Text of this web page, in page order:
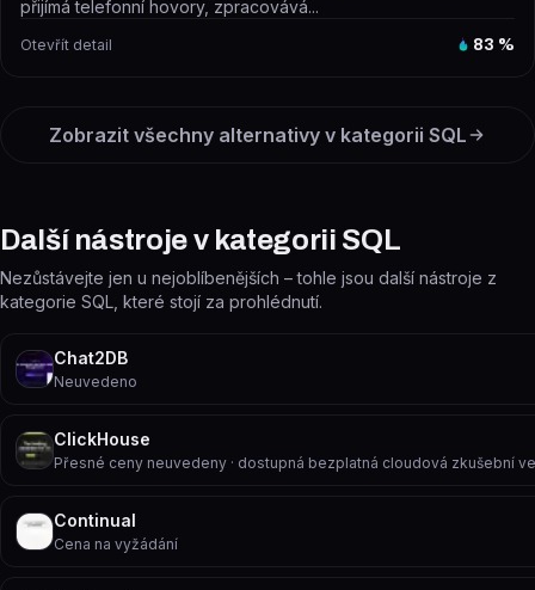
přijímá telefonní hovory, zpracovává...
Otevřít detail 83 %
Zobrazit všechny alternativy v kategorii SQL
Další nástroje v kategorii SQL
Nezůstávejte jen u nejoblíbenějších – tohle jsou další nástroje z
kategorie SQL, které stojí za prohlédnutí.
Chat2DB
Neuvedeno
ClickHouse
Přesné ceny neuvedeny · dostupná bezplatná cloudová zkušební
Continual
Cena na vyžádání